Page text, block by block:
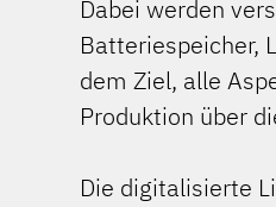
Dabei werden
Batteriespeicher,
dem Ziel, alle
Produktion über
Die digitalisierte